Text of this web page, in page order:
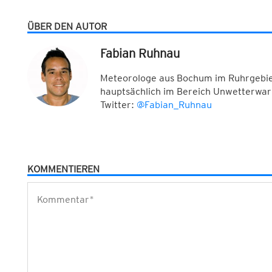
ÜBER DEN AUTOR
Fabian Ruhnau
Meteorologe aus Bochum im
hauptsächlich im Bereich
Twitter: @Fabian_Ruhnau
KOMMENTIEREN